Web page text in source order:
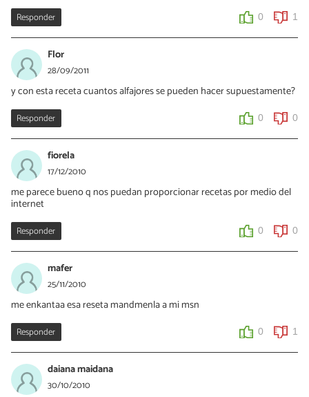
Responder 0 1
Flor
28/09/2011
y con esta receta cuantos alfajores se pueden hacer supuestamente?
Responder 0 0
fiorela
17/12/2010
me parece bueno q nos puedan proporcionar recetas por medio del
internet
Responder 0 0
mafer
25/11/2010
me enkantaa esa reseta mandmenla a mi msn
Responder 0 1
daiana maidana
30/10/2010